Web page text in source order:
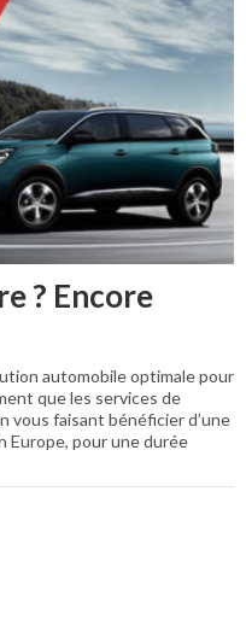
? Encore
automobile optimale pour
que les services de
vous faisant bénéficier d’une
Europe, pour une durée